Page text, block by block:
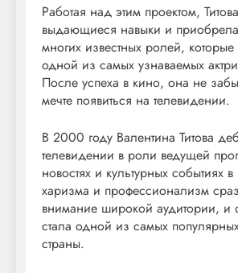
Работая над этим проектом,
выдающиеся навыки и
многих известных ролей,
одной из самых узнаваемых
После успеха в кино, она не
мечте появиться на телевидении.
В 2000 году Валентина Титова
телевидении в роли ведущей
новостях и культурных событиях
харизма и профессионализм
внимание широкой аудитории, и
стала одной из самых
страны.